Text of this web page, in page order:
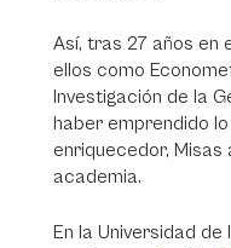
Así, tras 27 años en
ellos como
Investigación de la
haber emprendido
enriquecedor,
academia.
En la Universidad de